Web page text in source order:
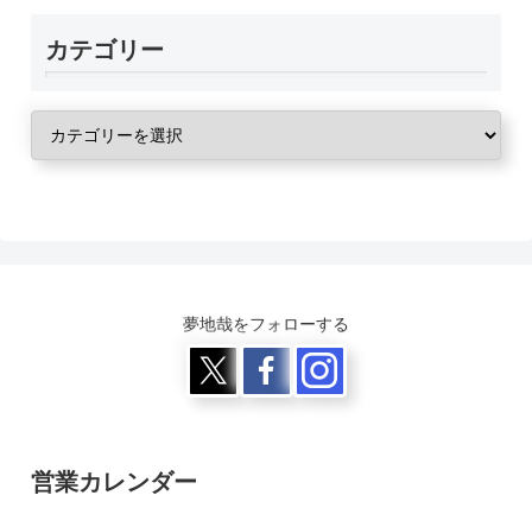
カテゴリー
夢地哉をフォローする
営業カレンダー